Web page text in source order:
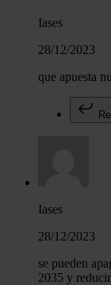
Iases
28/12/2023
que apuesta
Iases
28/12/2023
se pueden
2035 y